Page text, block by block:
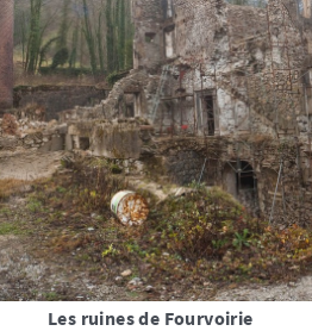
Les ruines de Fourvoirie